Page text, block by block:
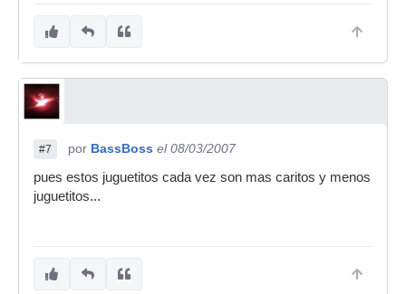
#7 por BassBoss el 08/03/2007
pues estos juguetitos cada vez son mas caritos y menos
juguetitos...